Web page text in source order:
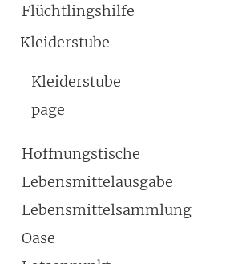
Flüchtlingshilfe
Kleiderstube
Kleiderstube
page
Hoffnungstische
Lebensmittelausgabe
Lebensmittelsammlung
Oase